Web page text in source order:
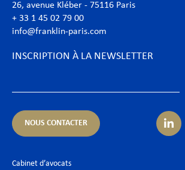
26, avenue Kléber - 75116 Paris
+ 33 1 45 02 79 00
info@franklin-paris.com
INSCRIPTION À LA NEWSLETTER
NOUS CONTACTER
Cabinet d’avocats